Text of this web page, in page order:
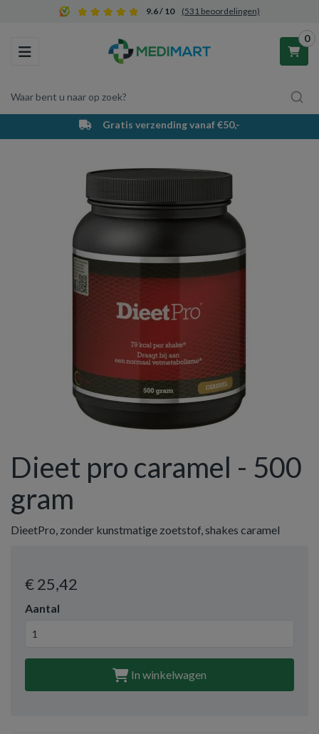
9.6 / 10 (531 beoordelingen)
Toggle navigation
Waar bent u naar op zoek?
0
Winkelwagen
Uw winkelwagen is leeg.
Vul hem met producten.
Gratis verzending vanaf €50,-
Dieet pro caramel - 500
gram
DieetPro, zonder kunstmatige zoetstof, shakes caramel
€ 25,42
Aantal
In winkelwagen